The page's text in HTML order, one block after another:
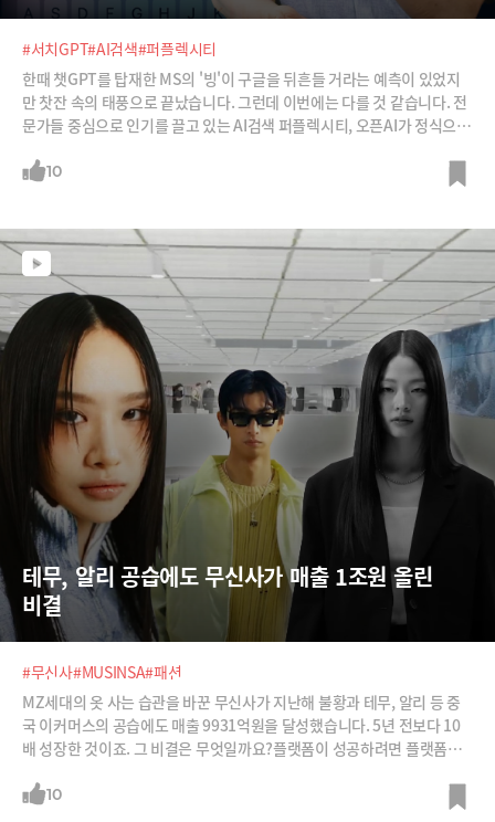
#서치GPT#AI검색#퍼플렉시티
한때 챗GPT를 탑재한 MS의 '빙'이 구글을 뒤흔들 거라는 예측이 있었지
만 찻잔 속의 태풍으로 끝났습니다. 그런데 이번에는 다를 것 같습니다. 전
문가들 중심으로 인기를 끌고 있는 AI검색 퍼플렉시티, 오픈AI가 정식으로
성 비서 서비스 '시리'. AI검색은 우리의 검색습관을 송두리쨰 바꿀 수 있을
10
테무, 알리 공습에도 무신사가 매출 1조원 올린
비결
#무신사#MUSINSA#패션
MZ세대의 옷 사는 습관을 바꾼 무신사가 지난해 불황과 테무, 알리 등 중
국 이커머스의 공습에도 매출 9931억원을 달성했습니다. 5년 전보다 10
배 성장한 것이죠. 그 비결은 무엇일까요?플랫폼이 성공하려면 플랫폼안
칭송을 받게 되었을까요?아마존도 뛰쳐나온 나이키도 최근 입점해 주목받
10